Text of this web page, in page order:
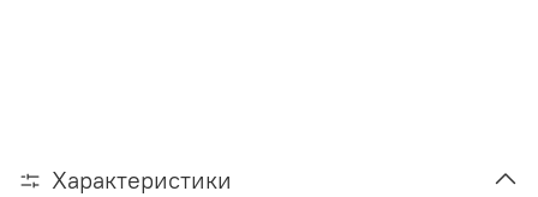
Характеристики